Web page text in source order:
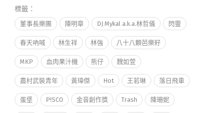
標籤：
董事長樂團 陳明章 DJ Mykal a.k.a.林哲儀 閃靈
春天吶喊 林生祥 林強 八十八顆芭樂籽
MKP 血肉果汁機 熊仔 魏如萱
農村武裝青年 黃瑋傑 Hot 王若琳 落日飛車
蛋堡 P!SCO 金音創作獎 Trash 陳珊妮